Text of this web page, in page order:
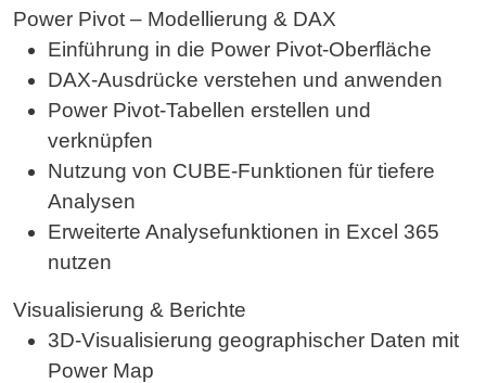
Power Pivot – Modellierung & DAX
Einführung in die Power Pivot-Oberfläche
DAX-Ausdrücke verstehen und anwenden
Power Pivot-Tabellen erstellen und
verknüpfen
Nutzung von CUBE-Funktionen für tiefere
Analysen
Erweiterte Analysefunktionen in Excel 365
nutzen
Visualisierung & Berichte
3D-Visualisierung geographischer Daten mit
Power Map